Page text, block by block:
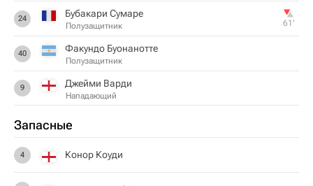
24 Бубакари Сумаре
Полузащитник 61‎’‎
40 Факундо Буонанотте
Полузащитник
9 Джейми Варди
Нападающий
Запасные
4 Конор Коуди